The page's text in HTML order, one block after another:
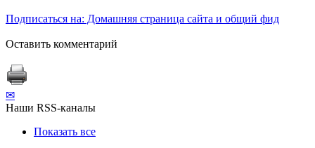
Подписаться на: Домашняя страница сайта и общий фид
Оставить комментарий
✉
Наши RSS-каналы
Показать все